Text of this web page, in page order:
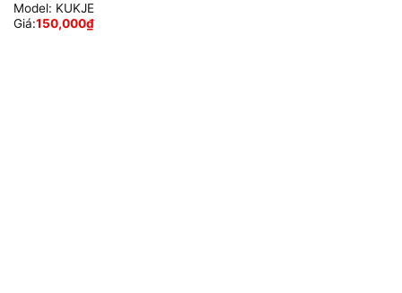
Model: KUKJE
Giá:150,000₫